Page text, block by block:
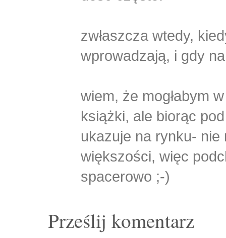
zwłaszcza wtedy,
wprowadzają, i gdy
wiem, że mogłabym
książki, ale biorąc
ukazuje na rynku-
większości, więc
spacerowo ;-)
Prześlij komentarz